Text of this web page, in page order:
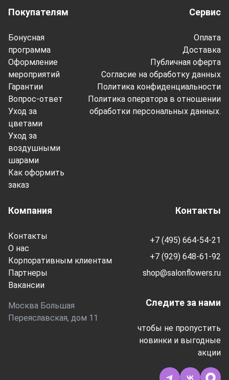
Компания
Контакты
О нас
Корпоративным клиентам
Партнеры
Вакансии
Москва Большая
Переяславская, дом 11
Покупателям
Бонусная
программа
Оформление
мероприятий
Гарантии
Вопрос-ответ
Уход за
цветами
Уход за
воздушными
шарами
Как оформить
заказ
Сервис
Оплата
Доставка
Публичная оферта
Согласие на обработку данных
Политика конфиденциальности
Политика оператора в отношении
обработки персональных данных.
Контакты
+7 (495) 664-54-21
+7 (929) 648-61-92
shop@salonflowers.ru
Следите за нами
чтобы не пропустить
новинки и выгодные
акции